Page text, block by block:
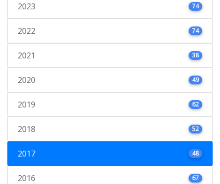
2023 74
2022 74
2021 38
2020 49
2019 62
2018 52
2017 48
2016 67